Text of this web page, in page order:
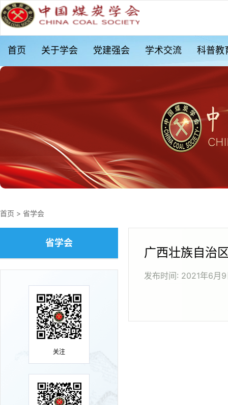
首页 关于学会 党建强会 学术交流 科普教
首页 > 省学会
省学会
关注
广西壮族自治
发布时间: 2021年6月9